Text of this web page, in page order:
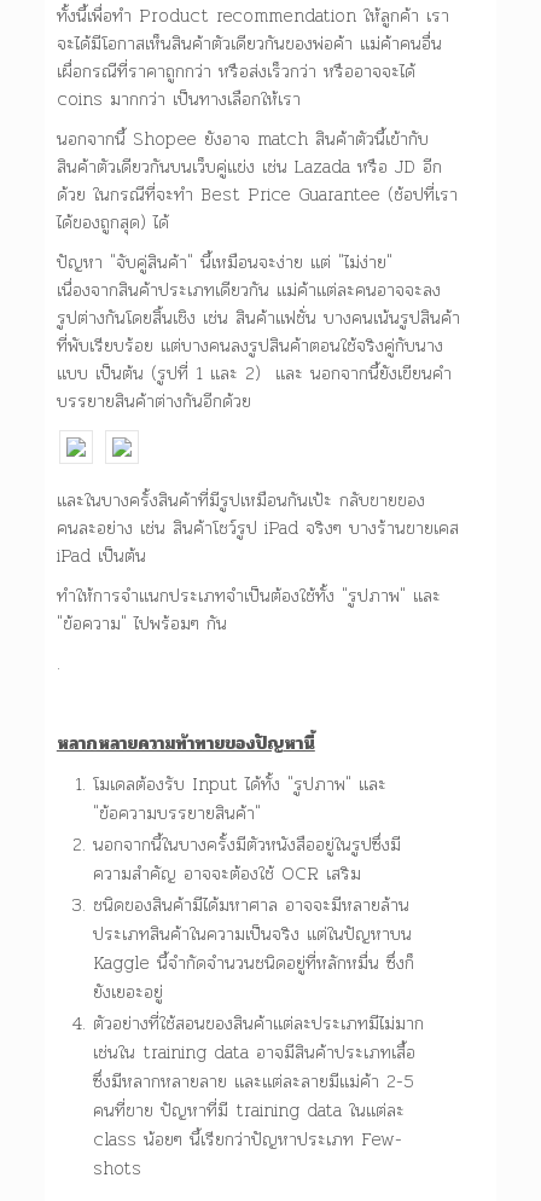
ทั้งนี้เพื่อทำ Product recommendation ให้ลูกค้า เรา
จะได้มีโอกาสเห็นสินค้าตัวเดียวกันของพ่อค้า แม่ค้าคนอื่น
เผื่อกรณีที่ราคาถูกกว่า หรือส่งเร็วกว่า หรืออาจจะได้
coins มากกว่า เป็นทางเลือกให้เรา
นอกจากนี้ Shopee ยังอาจ match สินค้าตัวนี้เข้ากับ
สินค้าตัวเดียวกันบนเว็บคู่แข่ง เช่น Lazada หรือ JD อีก
ด้วย ในกรณีที่จะทำ Best Price Guarantee (ช้อปที่เรา
ได้ของถูกสุด) ได้
ปัญหา "จับคู่สินค้า" นี้เหมือนจะง่าย แต่ "ไม่ง่าย"
เนื่องจากสินค้าประเภทเดียวกัน แม่ค้าแต่ละคนอาจจะลง
รูปต่างกันโดยสิ้นเชิง เช่น สินค้าแฟชั่น บางคนเน้นรูปสินค้า
ที่พับเรียบร้อย แต่บางคนลงรูปสินค้าตอนใช้จริงคู่กับนาง
แบบ เป็นต้น (รูปที่ 1 และ 2) และ นอกจากนี้ยังเขียนคำ
บรรยายสินค้าต่างกันอีกด้วย
และในบางครั้งสินค้าที่มีรูปเหมือนกันเป้ะ กลับขายของ
คนละอย่าง เช่น สินค้าโชว์รูป iPad จริงๆ บางร้านขายเคส
iPad เป็นต้น
ทำให้การจำแนกประเภทจำเป็นต้องใช้ทั้ง "รูปภาพ" และ
"ข้อความ" ไปพร้อมๆ กัน
.
หลากหลายความท้าทายของปัญหานี้
โมเดลต้องรับ Input ได้ทั้ง "รูปภาพ" และ
"ข้อความบรรยายสินค้า"
นอกจากนี้ในบางครั้งมีตัวหนังสืออยู่ในรูปซึ่งมี
ความสำคัญ อาจจะต้องใช้ OCR เสริม
ชนิดของสินค้ามีได้มหาศาล อาจจะมีหลายล้าน
ประเภทสินค้าในความเป็นจริง แต่ในปัญหาบน
Kaggle นี้จำกัดจำนวนชนิดอยู่ที่หลักหมื่น ซึ่งก็
ยังเยอะอยู่
ตัวอย่างที่ใช้สอนของสินค้าแต่ละประเภทมีไม่มาก
เช่นใน training data อาจมีสินค้าประเภทเสื้อ
ซึ่งมีหลากหลายลาย และแต่ละลายมีแม่ค้า 2-5
คนที่ขาย ปัญหาที่มี training data ในแต่ละ
class น้อยๆ นี้เรียกว่าปัญหาประเภท Few-
shots